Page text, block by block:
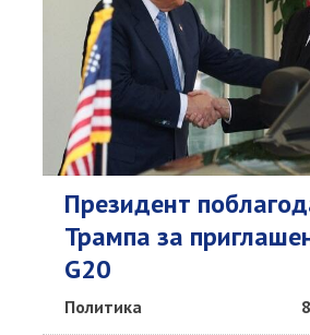
Президент
Трампа за
G20
Политика